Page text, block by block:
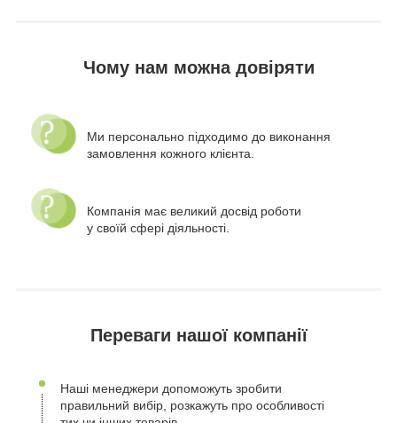
Чому нам можна довіряти
Ми персонально підходимо до виконання
замовлення кожного клієнта.
Компанія має великий досвід роботи
у своїй сфері діяльності.
Переваги нашої компанії
Наші менеджери допоможуть зробити
правильний вибір, розкажуть про особливості